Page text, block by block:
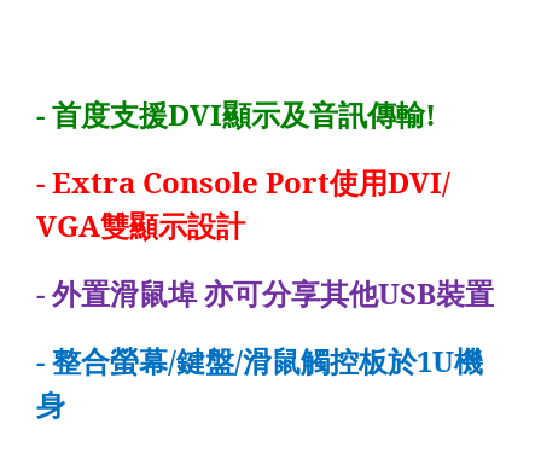
-首度支援DVI顯示及音訊傳輸!
- Extra Console Port使用DVI/
VGA雙顯示設計
-外置滑鼠埠 亦可分享其他USB裝置
-整合螢幕/鍵盤/滑鼠觸控板於1U機
身